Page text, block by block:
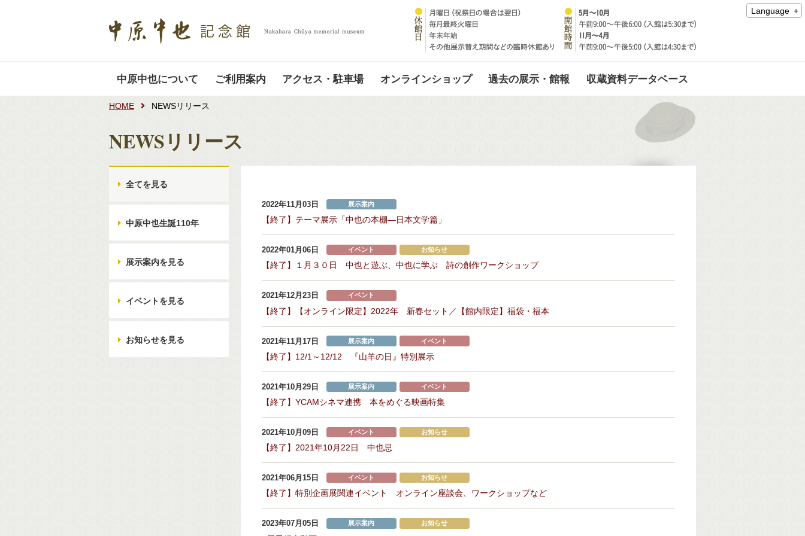
Language
中原中也について ご利用案内 アクセス・駐車場 オンラインショップ 過去の展示・館報 収蔵資料データベース
HOME NEWSリリース
NEWSリリース
全てを見る
中原中也生誕110年
展示案内を見る
イベントを見る
お知らせを見る
2022年11月03日 展示案内
【終了】テーマ展示「中也の本棚—日本文学篇」
2022年01月06日 イベント お知らせ
【終了】１月３０日 中也と遊ぶ、中也に学ぶ 詩の創作ワークショップ
2021年12月23日 イベント
【終了】【オンライン限定】2022年 新春セット／【館内限定】福袋・福本
2021年11月17日 展示案内 イベント
【終了】12/1～12/12 『山羊の日』特別展示
2021年10月29日 展示案内 イベント
【終了】YCAMシネマ連携 本をめぐる映画特集
2021年10月09日 イベント お知らせ
【終了】2021年10月22日 中也忌
2021年06月15日 イベント お知らせ
【終了】特別企画展関連イベント オンライン座談会、ワークショップなど
2023年07月05日 展示案内 お知らせ